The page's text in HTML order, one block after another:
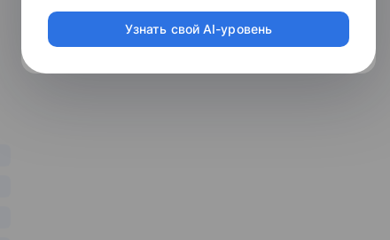
и людей
карлики, чёрные дыры
Узнать свой AI-уровень